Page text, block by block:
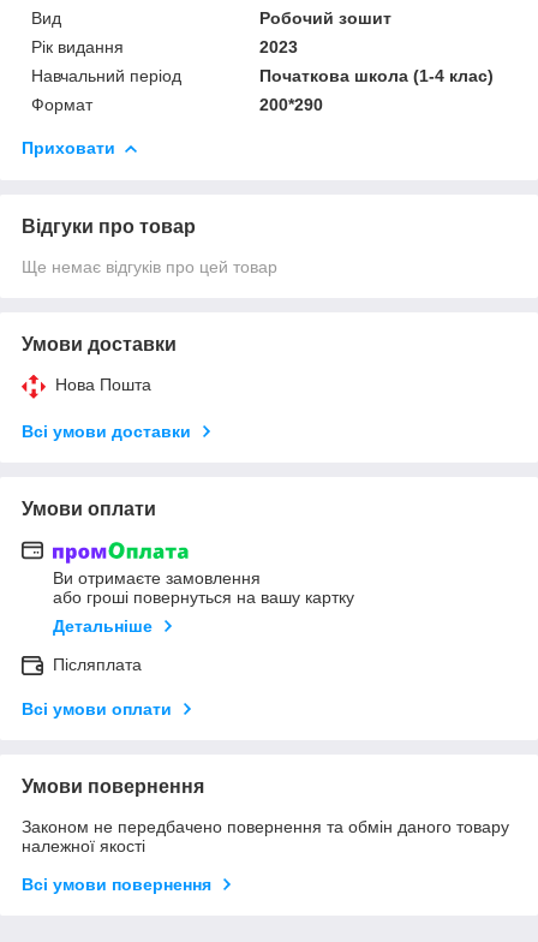
Вид
Робочий зошит
Рік видання
2023
Навчальний період
Початкова школа (1-4 клас)
Формат
200*290
Приховати
Відгуки про товар
Ще немає відгуків про цей товар
Умови доставки
Нова Пошта
Всі умови доставки
Умови оплати
Ви отримаєте замовлення
або гроші повернуться на вашу картку
Детальніше
Післяплата
Всі умови оплати
Умови повернення
Законом не передбачено повернення та обмін даного товару
належної якості
Всі умови повернення